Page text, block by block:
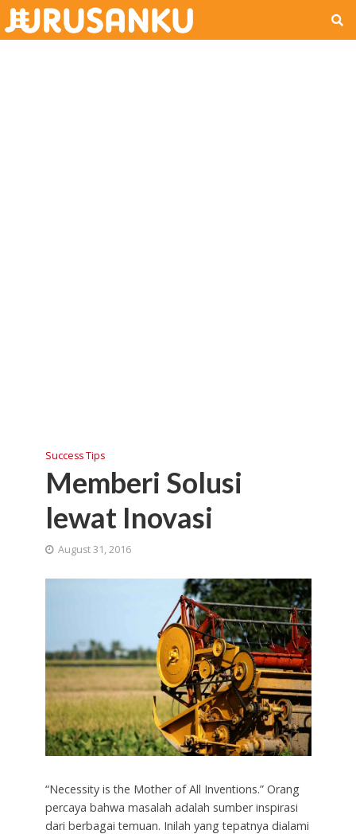
Success Tips
Memberi Solusi
lewat Inovasi
August 31, 2016
“Necessity is the Mother of All Inventions.” Orang
percaya bahwa masalah adalah sumber inspirasi
dari berbagai temuan. Inilah yang tepatnya dialami